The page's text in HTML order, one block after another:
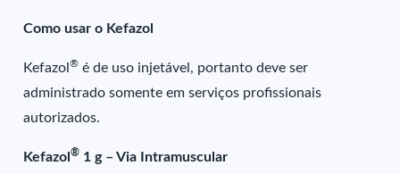
Como usar o Kefazol
Kefazol® é de uso injetável, portanto deve ser
administrado somente em serviços profissionais
autorizados.
Kefazol® 1 g – Via Intramuscular